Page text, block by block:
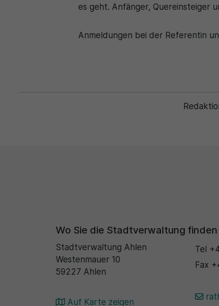
es geht. Anfänger, Quereinsteiger
Anmeldungen bei der Referentin
Wo Sie die Stadtverwaltung finden
Stadtverwaltung Ahlen
Westenmauer 10
59227 Ahlen
Auf Karte zeigen
Tel
Fax